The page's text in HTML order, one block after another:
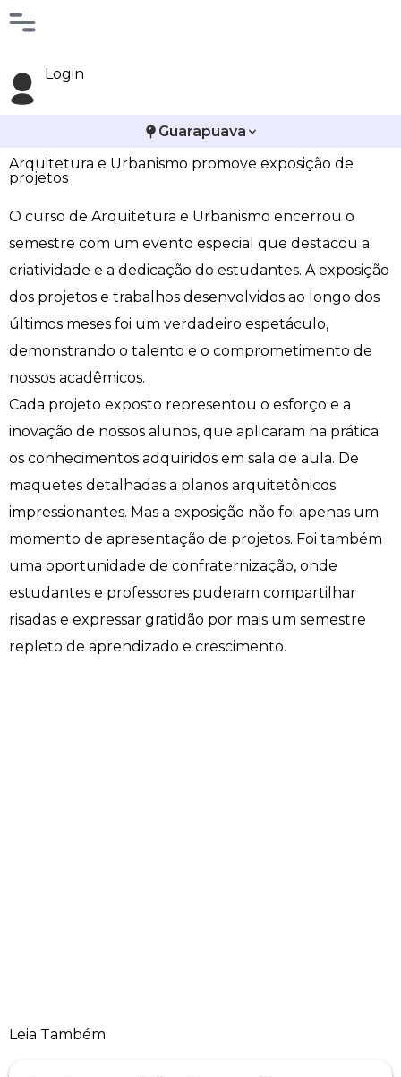
Login
Guarapuava
Arquitetura e Urbanismo promove exposição de
projetos
O curso de Arquitetura e Urbanismo encerrou o
semestre com um evento especial que destacou a
criatividade e a dedicação do estudantes. A exposição
dos projetos e trabalhos desenvolvidos ao longo dos
últimos meses foi um verdadeiro espetáculo,
demonstrando o talento e o comprometimento de
nossos acadêmicos.
Cada projeto exposto representou o esforço e a
inovação de nossos alunos, que aplicaram na prática
os conhecimentos adquiridos em sala de aula. De
maquetes detalhadas a planos arquitetônicos
impressionantes. Mas a exposição não foi apenas um
momento de apresentação de projetos. Foi também
uma oportunidade de confraternização, onde
estudantes e professores puderam compartilhar
risadas e expressar gratidão por mais um semestre
repleto de aprendizado e crescimento.
Leia Também